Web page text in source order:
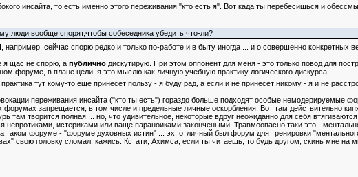
инсайта, то есть именно этого переживания "кто есть я". Вот када ты перебесишься и
люди вообще спорят,чтобы собеседника убедить что-ли?
например, сейчас спорю редко и только по-работе и в быту иногда ... и о совершенно конкретных
я щас не спорю, а публичнодискутирую. При этом оппонент для меня - это только повод для
форуме, в плане цели, я это мыслю как личную учебную практику логического дискурса.
тут кому-то еще принесет пользу - я буду рад, а если и не принесет никому - я и не
переживания инсайта ("кто ты есть") гораздо больше подходят особые немодерируемые
запрещается, в том числе и предельные личные оскорбления. Вот там действительно
там творится полная ... но, что удивительное, некоторые вдруг неожиданно для себя
невротиками, истериками или ваще параноиками закончеными. Травмоопасно таки это -
таком форуме - "форуме духовных истин" ... эх, отличный был форум для тренировки
свою головку сломал, кажись. Кстати, Ахимса, если ты читаешь, то будь другом, скинь мне на